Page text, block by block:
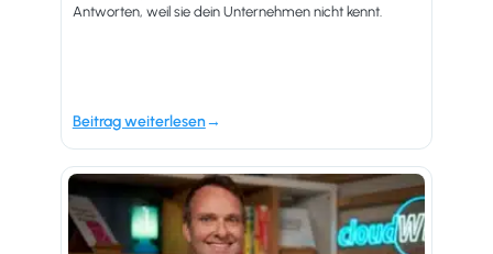
Antworten, weil sie dein Unternehmen nicht kennt.
Beitrag weiterlesen